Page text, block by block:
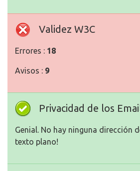
Validez W3C
Errores : 18
Avisos : 9
Privacidad de los
Genial. No hay ninguna dirección
texto plano!